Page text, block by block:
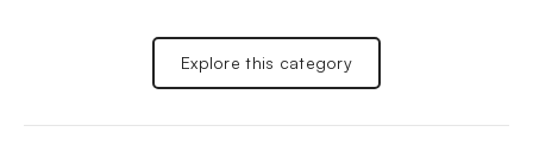
Explore this category